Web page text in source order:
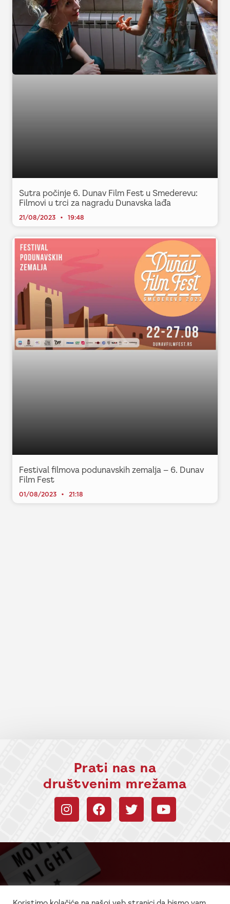
Sutra počinje 6. Dunav Film Fest u Smederevu:
Filmovi u trci za nagradu Dunavska lađa
21/08/2023 19:48
Festival filmova podunavskih zemalja – 6. Dunav
Film Fest
01/08/2023 21:18
Prati nas na
društvenim mrežama